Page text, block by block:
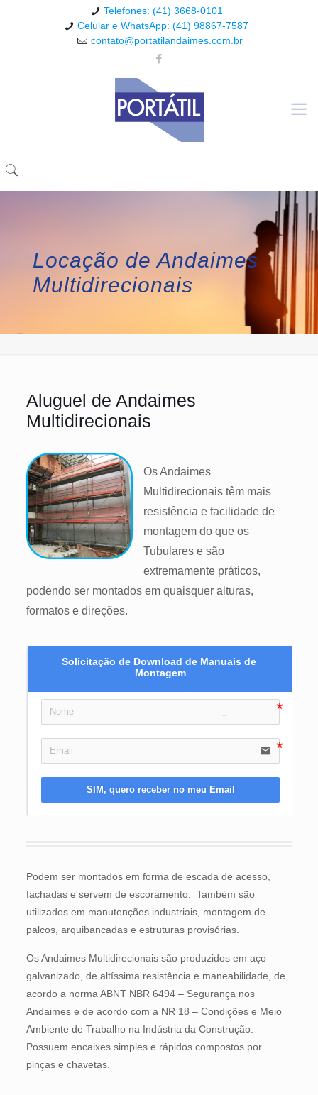
Telefones: (41) 3668-0101
Celular e WhatsApp: (41) 98867-7587
contato@portatilandaimes.com.br
Locação de Andaimes
Multidirecionais
Aluguel de Andaimes
Multidirecionais
Os Andaimes
Multidirecionais têm mais
resistência e facilidade de
montagem do que os
Tubulares e são
extremamente práticos,
podendo ser montados em quaisquer alturas,
formatos e direções.
Solicitação de Download de Manuais de
Montagem
email
SIM, quero receber no meu Email
Podem ser montados em forma de escada de acesso,
fachadas e servem de escoramento. Também são
utilizados em manutenções industriais, montagem de
palcos, arquibancadas e estruturas provisórias.
Os Andaimes Multidirecionais são produzidos em aço
galvanizado, de altíssima resistência e maneabilidade, de
acordo a norma ABNT NBR 6494 – Segurança nos
Andaimes e de acordo com a NR 18 – Condições e Meio
Ambiente de Trabalho na Indústria da Construção.
Possuem encaixes simples e rápidos compostos por
pinças e chavetas.